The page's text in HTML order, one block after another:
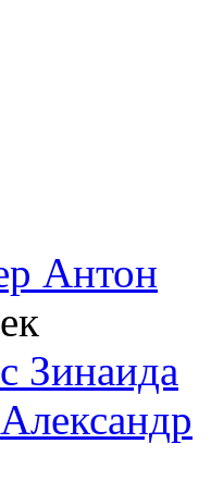
Антон
Зинаида